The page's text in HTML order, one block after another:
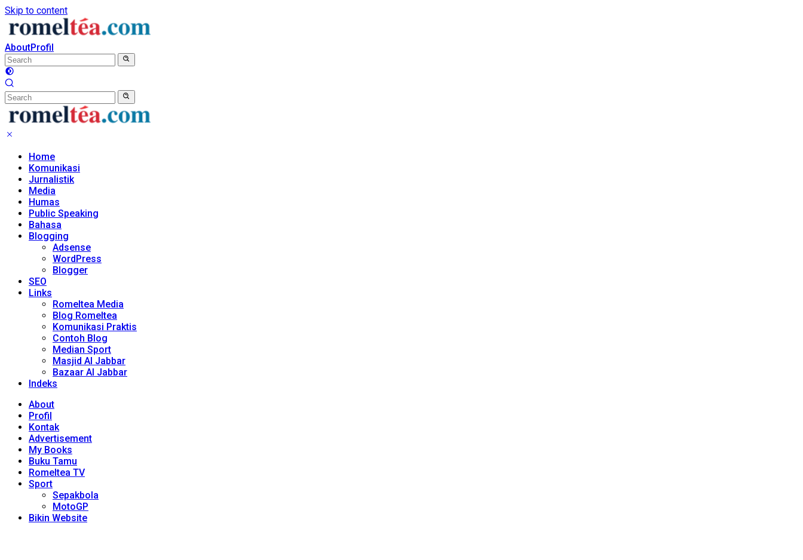
Skip to content
AboutProfil
Home
Komunikasi
Jurnalistik
Media
Humas
Public Speaking
Bahasa
Blogging
Adsense
WordPress
Blogger
SEO
Links
Romeltea Media
Blog Romeltea
Komunikasi Praktis
Contoh Blog
Median Sport
Masjid Al Jabbar
Bazaar Al Jabbar
Indeks
About
Profil
Kontak
Advertisement
My Books
Buku Tamu
Romeltea TV
Sport
Sepakbola
MotoGP
Bikin Website